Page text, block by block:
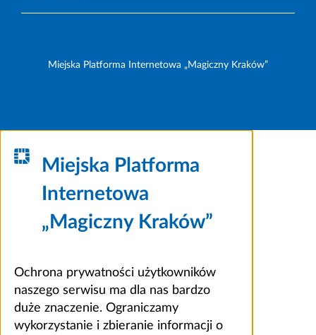
Miejska Platforma Internetowa „Magiczny Kraków”
Miejska Platforma
Internetowa
„Magiczny Kraków”
Ochrona prywatności użytkowników
naszego serwisu ma dla nas bardzo
duże znaczenie. Ograniczamy
wykorzystanie i zbieranie informacji o